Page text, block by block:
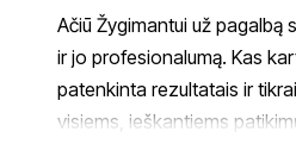
Ačiū Žygimantui už pagalbą
ir jo profesionalumą. Kas
patenkinta rezultatais ir
visiems, ieškantiems